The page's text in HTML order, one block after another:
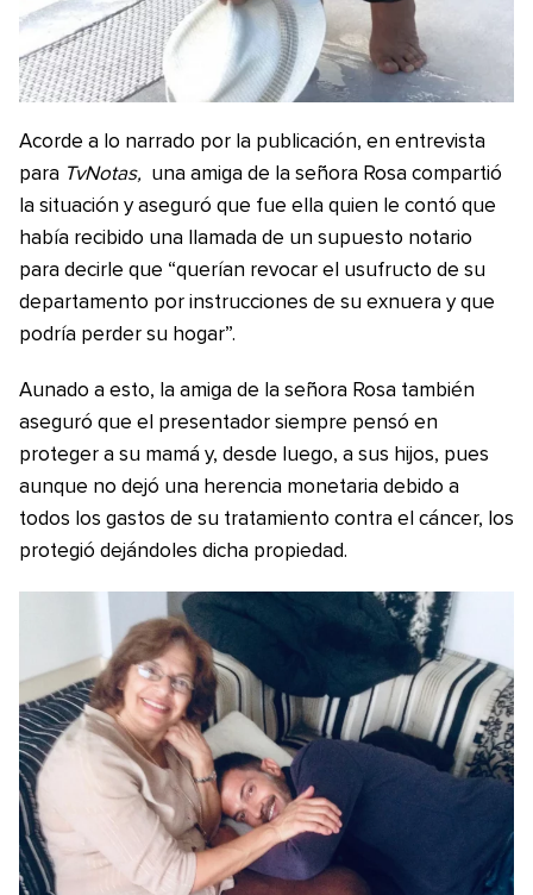
Acorde a lo narrado por la publicación, en entrevista
para TvNotas, una amiga de la señora Rosa compartió
la situación y aseguró que fue ella quien le contó que
había recibido una llamada de un supuesto notario
para decirle que “querían revocar el usufructo de su
departamento por instrucciones de su exnuera y que
podría perder su hogar”.
Aunado a esto, la amiga de la señora Rosa también
aseguró que el presentador siempre pensó en
proteger a su mamá y, desde luego, a sus hijos, pues
aunque no dejó una herencia monetaria debido a
todos los gastos de su tratamiento contra el cáncer, los
protegió dejándoles dicha propiedad.